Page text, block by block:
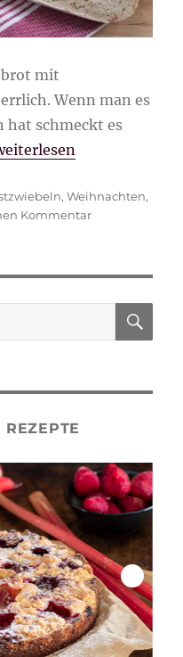
mit
Wenn man es
hat schmeckt es
mit
,Weihnachten,
Kommentarzu